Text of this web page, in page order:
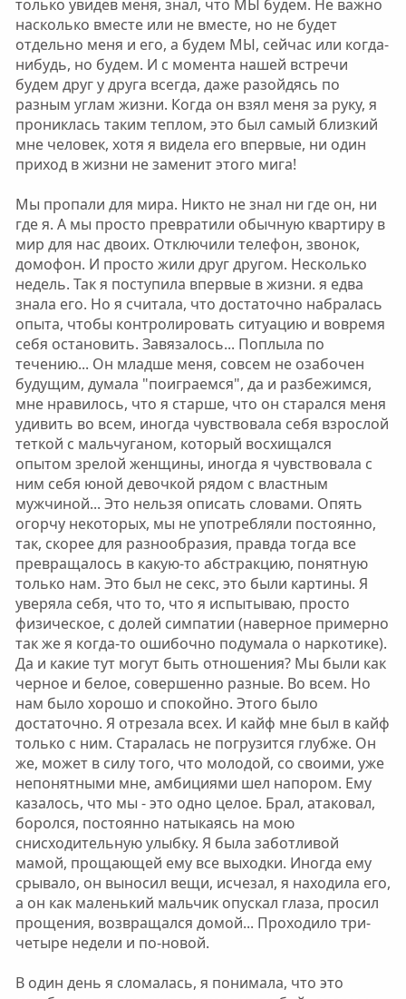
только увидев меня, знал, что МЫ будем. Не важно
насколько вместе или не вместе, но не будет
отдельно меня и его, а будем МЫ, сейчас или когда-
нибудь, но будем. И с момента нашей встречи
будем друг у друга всегда, даже разойдясь по
разным углам жизни. Когда он взял меня за руку, я
прониклась таким теплом, это был самый близкий
мне человек, хотя я видела его впервые, ни один
приход в жизни не заменит этого мига!
Мы пропали для мира. Никто не знал ни где он, ни
где я. А мы просто превратили обычную квартиру в
мир для нас двоих. Отключили телефон, звонок,
домофон. И просто жили друг другом. Несколько
недель. Так я поступила впервые в жизни. я едва
знала его. Но я считала, что достаточно набралась
опыта, чтобы контролировать ситуацию и вовремя
себя остановить. Завязалось... Поплыла по
течению... Он младше меня, совсем не озабочен
будущим, думала "поиграемся", да и разбежимся,
мне нравилось, что я старше, что он старался меня
удивить во всем, иногда чувствовала себя взрослой
теткой с мальчуганом, который восхищался
опытом зрелой женщины, иногда я чувствовала с
ним себя юной девочкой рядом с властным
мужчиной... Это нельзя описать словами. Опять
огорчу некоторых, мы не употребляли постоянно,
так, скорее для разнообразия, правда тогда все
превращалось в какую-то абстракцию, понятную
только нам. Это был не секс, это были картины. Я
уверяла себя, что то, что я испытываю, просто
физическое, с долей симпатии (наверное примерно
так же я когда-то ошибочно подумала о наркотике).
Да и какие тут могут быть отношения? Мы были как
черное и белое, совершенно разные. Во всем. Но
нам было хорошо и спокойно. Этого было
достаточно. Я отрезала всех. И кайф мне был в кайф
только с ним. Старалась не погрузится глубже. Он
же, может в силу того, что молодой, со своими, уже
непонятными мне, амбициями шел напором. Ему
казалось, что мы - это одно целое. Брал, атаковал,
боролся, постоянно натыкаясь на мою
снисходительную улыбку. Я была заботливой
мамой, прощающей ему все выходки. Иногда ему
срывало, он выносил вещи, исчезал, я находила его,
а он как маленький мальчик опускал глаза, просил
прощения, возвращался домой... Проходило три-
четыре недели и по-новой.
В один день я сломалась, я понимала, что это